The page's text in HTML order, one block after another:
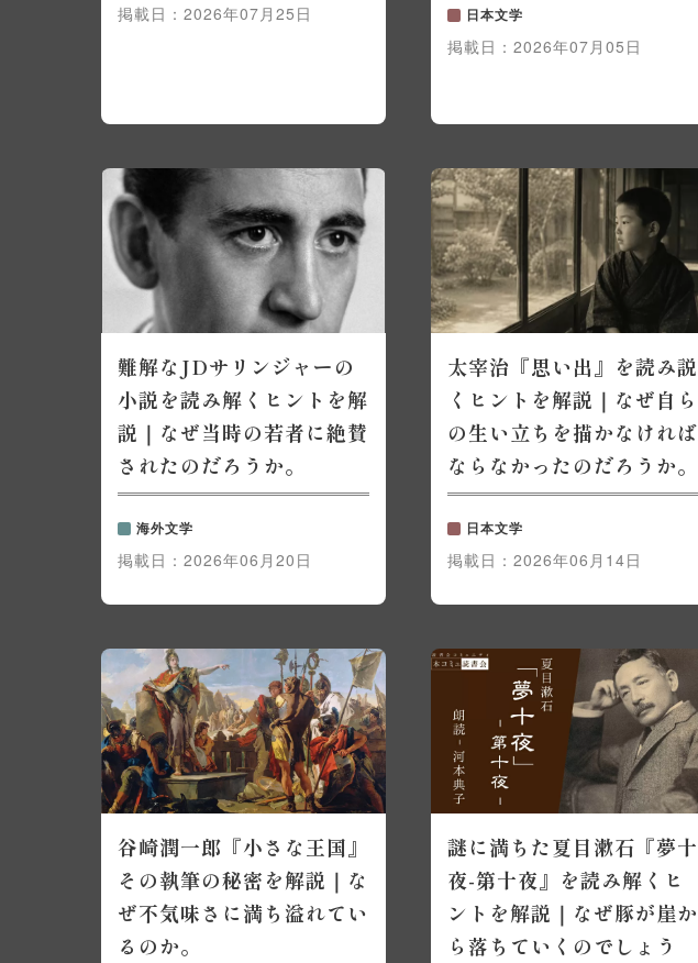
掲載日： 2026年07月25日 日本文学
掲載日：2026年07月05日
難解なJDサリンジャーの
小説を読み解くヒントを解
説｜なぜ当時の若者に絶賛
されたのだろうか。
海外文学
掲載日： 2026年06月20日
太宰治『思い出』を読み説
くヒントを解説｜なぜ自ら
の生い立ちを描かなければ
ならなかったのだろうか。
日本文学
掲載日：2026年06月14日
谷崎潤一郎『小さな王国』
その執筆の秘密を解説｜な
ぜ不気味さに満ち溢れてい
るのか。
謎に満ちた夏目漱石『夢十
夜-第十夜』を読み解くヒ
ントを解説｜なぜ豚が崖か
ら落ちていくのでしょう